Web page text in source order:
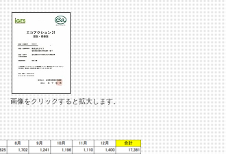
画像をクリックすると拡大します。